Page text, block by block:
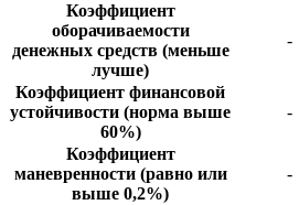
Коэффициент
оборачиваемости
денежных средств (меньше
лучше)
-
Коэффициент финансовой
устойчивости (норма выше
60%)
-
Коэффициент
маневренности (равно или
выше 0,2%)
-